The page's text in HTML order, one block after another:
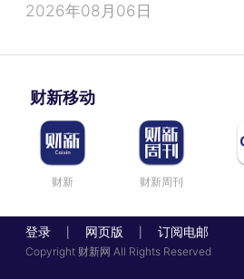
2026年08月06日
财新移动
财新 财新周刊
登录 网页版 订阅电邮
Copyright 财新网 All Rights Reserved